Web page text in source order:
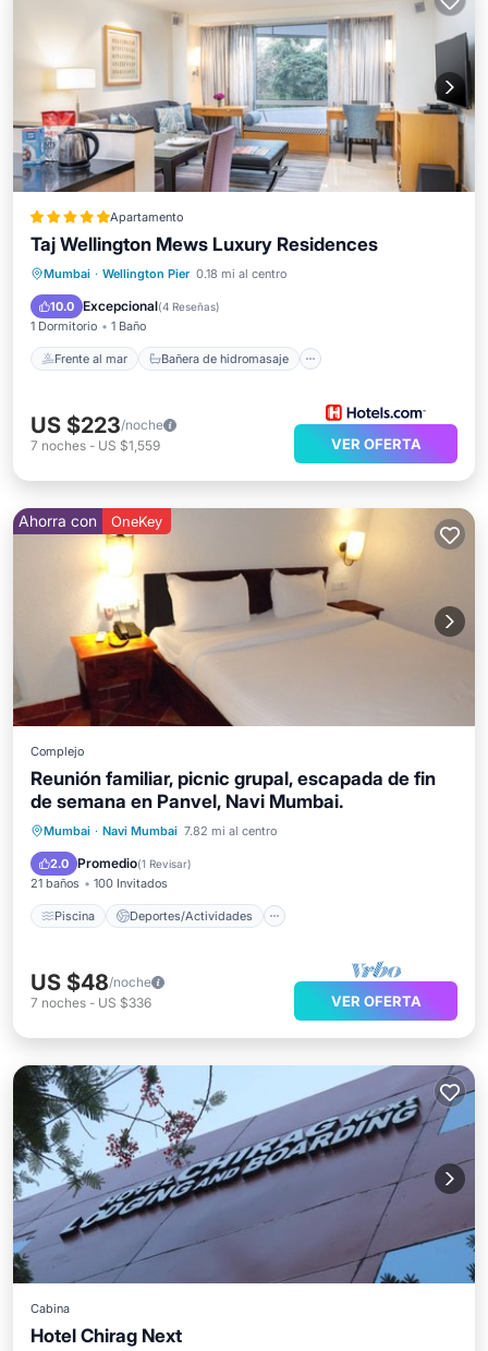
Apartamento
Taj Wellington Mews Luxury Residences
Mumbai · Wellington Pier 0.18 mi al centro
10.0 Excepcional(4 Reseñas)
1 Dormitorio 1 Baño
Frente al mar Bañera de hidromasaje
Frente al mar
Bañera de hidromasaje
Desayuno
Aparcamiento
US $223/noche
7 noches - US $1,559 VER OFERTA
Ahorra con OneKey
Complejo
Reunión familiar, picnic grupal, escapada de fin
de semana en Panvel, Navi Mumbai.
Mumbai · Navi Mumbai 7.82 mi al centro
2.0 Promedio(1 Revisar)
21 baños 100 Invitados
Piscina Deportes/Actividades
Piscina
Deportes/Actividades
Seguridad/Protección
US $48/noche
7 noches - US $336 VER OFERTA
Cabina
Hotel Chirag Next